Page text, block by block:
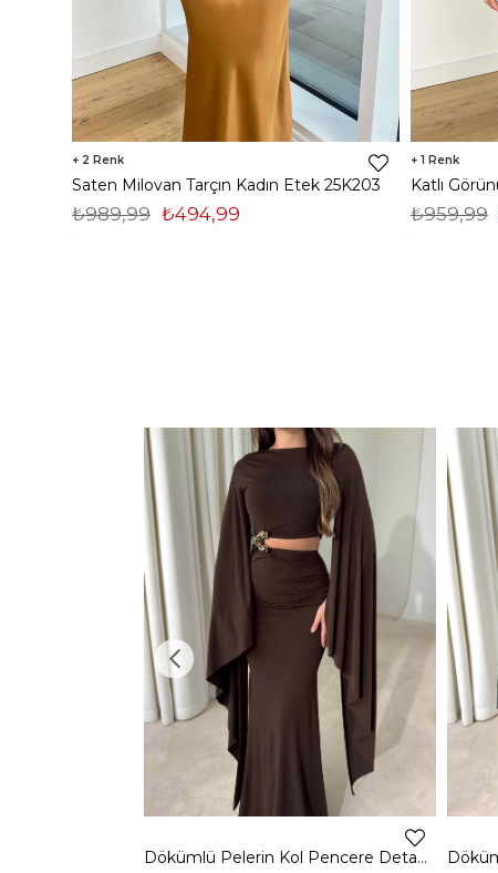
2
Saten Milovan Tarçın Kadın Etek 25K203
₺494,99
₺989,99
1
₺959,99
Dökümlü Pelerin Kol Pencere Detaylı Maxi Kahverengi Arlev Kadın Elbise 26Y511